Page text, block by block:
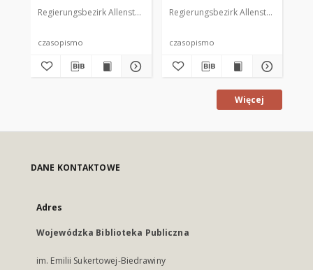
Regierungsbezirk Allenstein
czasopismo
Regierungsbezirk Allenstein
czasopismo
Więcej
DANE KONTAKTOWE
Adres
Wojewódzka Biblioteka Publiczna
im. Emilii Sukertowej-Biedrawiny